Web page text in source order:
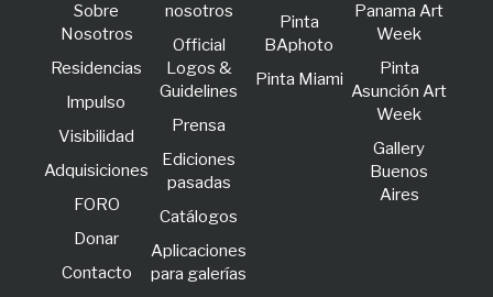
Sobre
Nosotros
Residencias
lmpulso
Visibilidad
Adquisiciones
FORO
Donar
Contacto
nosotros
Official
Logos &
Guidelines
Prensa
Ediciones
pasadas
Catálogos
Aplicaciones
para galerías
Pinta
BAphoto
Pinta Miami
Panama Art
Week
Pinta
Asunción Art
Week
Gallery
Buenos
Aires